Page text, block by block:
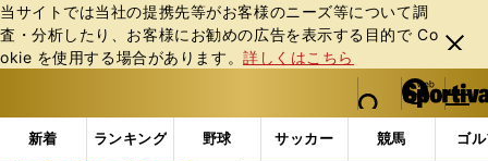
当サイトでは当社の提携先等がお客様のニーズ等について調
査・分析したり、お客様にお勧めの広告を表⽰する⽬的で Co
okie を使⽤する場合があります。詳しくはこちら
閉じ
る
web Sportiva (webスポルティーバ)
検索
マイペ
ー
ジ
メニュ
新着 ランキング 野球 サッカー 競馬 ゴ
b
ス
「#マリガン」の最新ニュース・ 情報